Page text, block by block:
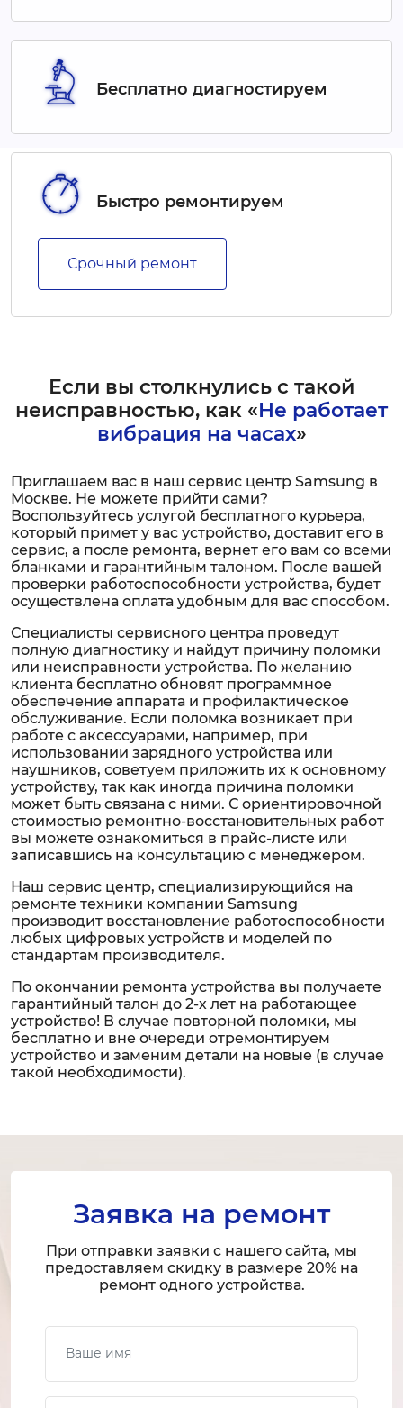
Бесплатно диагностируем
Быстро ремонтируем
Срочный ремонт
Если вы столкнулись с такой
неисправностью, как «Не работает
вибрация на часах»
Приглашаем вас в наш сервис центр Samsung в
Москве. Не можете прийти сами?
Воспользуйтесь услугой бесплатного курьера,
который примет у вас устройство, доставит его в
сервис, а после ремонта, вернет его вам со всеми
бланками и гарантийным талоном. После вашей
проверки работоспособности устройства, будет
осуществлена оплата удобным для вас способом.
Специалисты сервисного центра проведут
полную диагностику и найдут причину поломки
или неисправности устройства. По желанию
клиента бесплатно обновят программное
обеспечение аппарата и профилактическое
обслуживание. Если поломка возникает при
работе с аксессуарами, например, при
использовании зарядного устройства или
наушников, советуем приложить их к основному
устройству, так как иногда причина поломки
может быть связана с ними. С ориентировочной
стоимостью ремонтно-восстановительных работ
вы можете ознакомиться в прайс-листе или
записавшись на консультацию с менеджером.
Наш сервис центр, специализирующийся на
ремонте техники компании Samsung
производит восстановление работоспособности
любых цифровых устройств и моделей по
стандартам производителя.
По окончании ремонта устройства вы получаете
гарантийный талон до 2-х лет на работающее
устройство! В случае повторной поломки, мы
бесплатно и вне очереди отремонтируем
устройство и заменим детали на новые (в случае
такой необходимости).
Заявка на ремонт
При отправки заявки с нашего сайта, мы
предоставляем скидку в размере 20% на
ремонт одного устройства.
Ваше имя
Ваш телефон